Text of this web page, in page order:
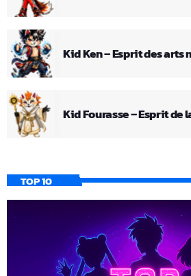
Kid Ken – Esprit des
Kid Fourasse – Esprit de
TOP 10